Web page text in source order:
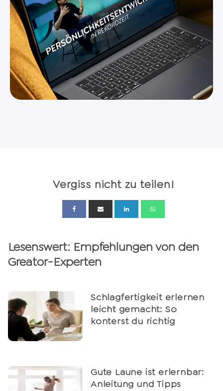
Vergiss nicht zu teilen!
Lesenswert: Empfehlungen von den
Greator-Experten
Schlagfertigkeit erlernen
leicht gemacht: So
konterst du richtig
Gute Laune ist erlernbar:
Anleitung und Tipps